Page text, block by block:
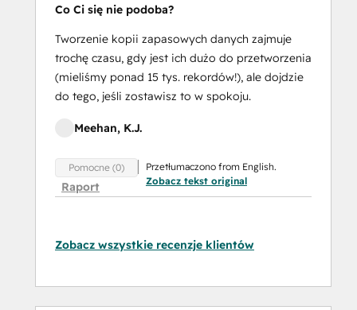
Co Ci się nie podoba?
Tworzenie kopii zapasowych danych zajmuje
trochę czasu, gdy jest ich dużo do przetworzenia
(mieliśmy ponad 15 tys. rekordów!), ale dojdzie
do tego, jeśli zostawisz to w spokoju.
Meehan, K.J.
Pomocne (0)
Raport
Przetłumaczono from English.
Zobacz tekst original
Zobacz wszystkie recenzje klientów